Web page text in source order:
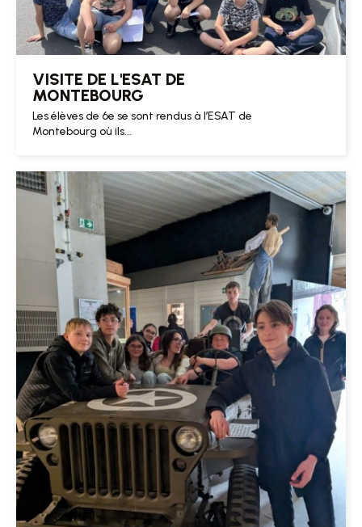
VISITE DE L'ESAT DE
MONTEBOURG
Les élèves de 6e se sont rendus à l’ESAT de
Montebourg où ils...